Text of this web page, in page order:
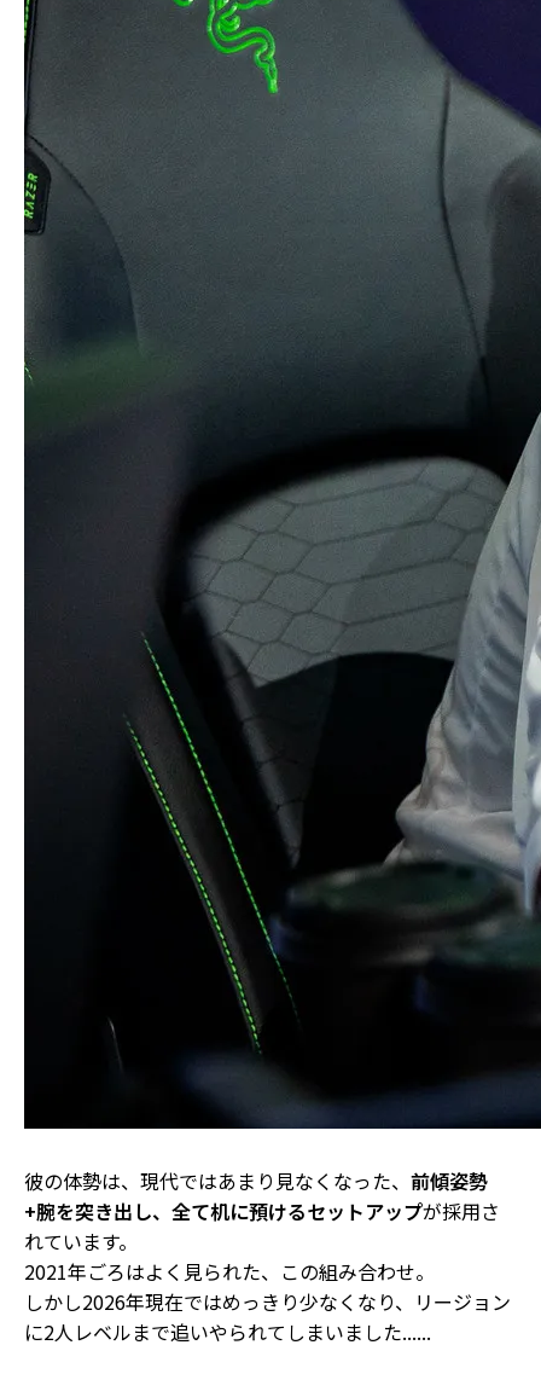
彼の体勢は、現代ではあまり見なくなった、 前傾姿勢
+腕を突き出し、全て机に預けるセットアップが採用さ
れています。
2021年ごろはよく見られた、この組み合わせ。
しかし2026年現在ではめっきり少なくなり、 リージョン
に2人レベルまで追いやられてしまいました......